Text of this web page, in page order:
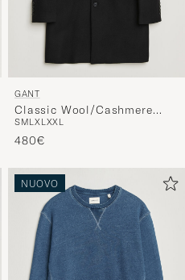
Classic Wool/Cashmere
Coat Black
SML XL XXL
NUOVO